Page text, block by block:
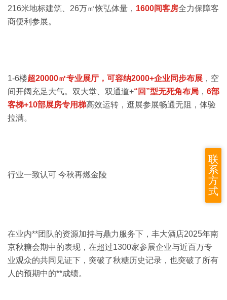
216米地标建筑、26万㎡恢弘体量， 1600间客房全力保障客
商便利参展。
1-6楼超20000㎡专业展厅，可容纳2000+企业同步布展 ，空
间开阔充足大气。双大堂、双通道+“回”型无死角布局 ， 6部
客梯+10部展房专用梯高效运转，逛展参展畅通无阻，体验
拉满。
行业一致认可 今秋再燃金陵
在业内**团队的资源加持与鼎力服务下，丰大酒店2025年南
京秋糖会期中的表现，在超过1300家参展企业与近百万专
业观众的共同见证下，突破了秋糖历史记录，也突破了所有
人的预期中的**成绩。
联
系
方
式